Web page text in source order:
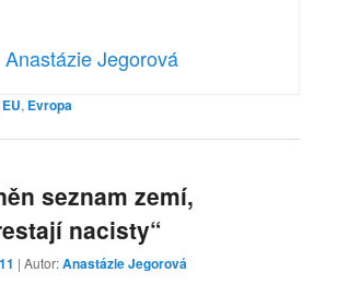
Anastázie Jegorová
EU, Evropa
seznam zemí,
nacisty“
| Autor:Anastázie Jegorová